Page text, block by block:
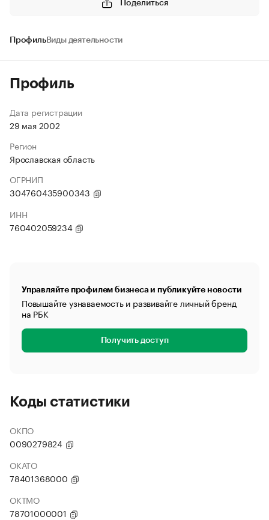
Поделиться
ПрофильВиды деятельности
Профиль
Дата регистрации
29 мая 2002
Регион
Ярославская область
ОГРНИП
304760435900343
ИНН
760402059234
Управляйте профилем бизнеса и публикуйте новости
Повышайте узнаваемость и развивайте личный бренд
на РБК
Получить доступ
Коды статистики
ОКПО
0090279824
ОКАТО
78401368000
ОКТМО
78701000001